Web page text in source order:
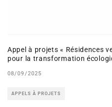
Appel à projets « Résidences
pour la transformation
08/09/2025
APPELS À PROJETS